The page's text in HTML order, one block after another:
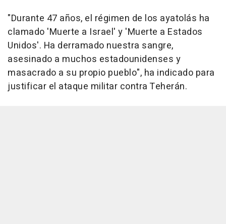
"Durante 47 años, el régimen de los ayatolás ha
clamado 'Muerte a Israel' y 'Muerte a Estados
Unidos'. Ha derramado nuestra sangre,
asesinado a muchos estadounidenses y
masacrado a su propio pueblo", ha indicado para
justificar el ataque militar contra Teherán.